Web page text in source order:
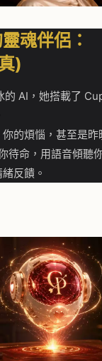
魂伴侶：
)
的 AI，她搭載了
的煩惱，甚至是
待命，用語音傾聽
反饋。